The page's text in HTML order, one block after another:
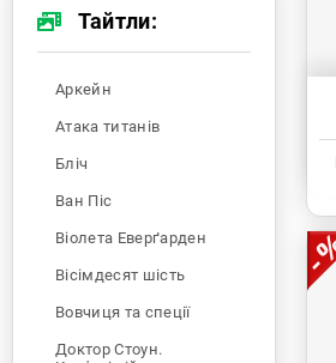
Тайтли:
Аркейн
Атака титанів
Бліч
Ван Піс
Віолета Еверґарден
Вісімдесят шість
Вовчиця та спеції
Доктор Стоун.